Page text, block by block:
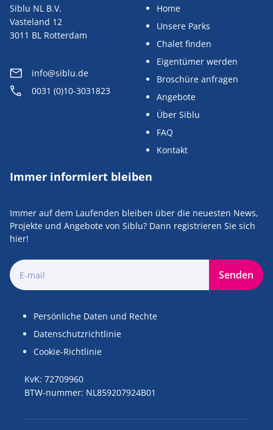
Siblu NL B.V.
Vasteland 12
3011 BL Rotterdam
info@siblu.de
0031 (0)10-3031823
Home
Unsere Parks
Chalet finden
Eigentümer werden
Broschüre anfragen
Angebote
Über Siblu
FAQ
Kontakt
Immer informiert bleiben
Immer auf dem Laufenden bleiben über die neuesten News,
Projekte und Angebote von Siblu? Dann registrieren Sie sich
hier!
Senden
KvK: 72709960
BTW-nummer: NL859207924B01
Persönliche Daten und Rechte
Datenschutzrichtlinie
Cookie-Richtlinie